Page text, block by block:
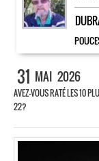
31 MAI 2026
AVEZ-VOUS RATÉ LES 10
22?